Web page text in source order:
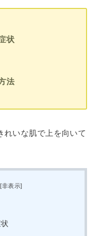
状
法
れいな肌で上を向いて
[非表示]